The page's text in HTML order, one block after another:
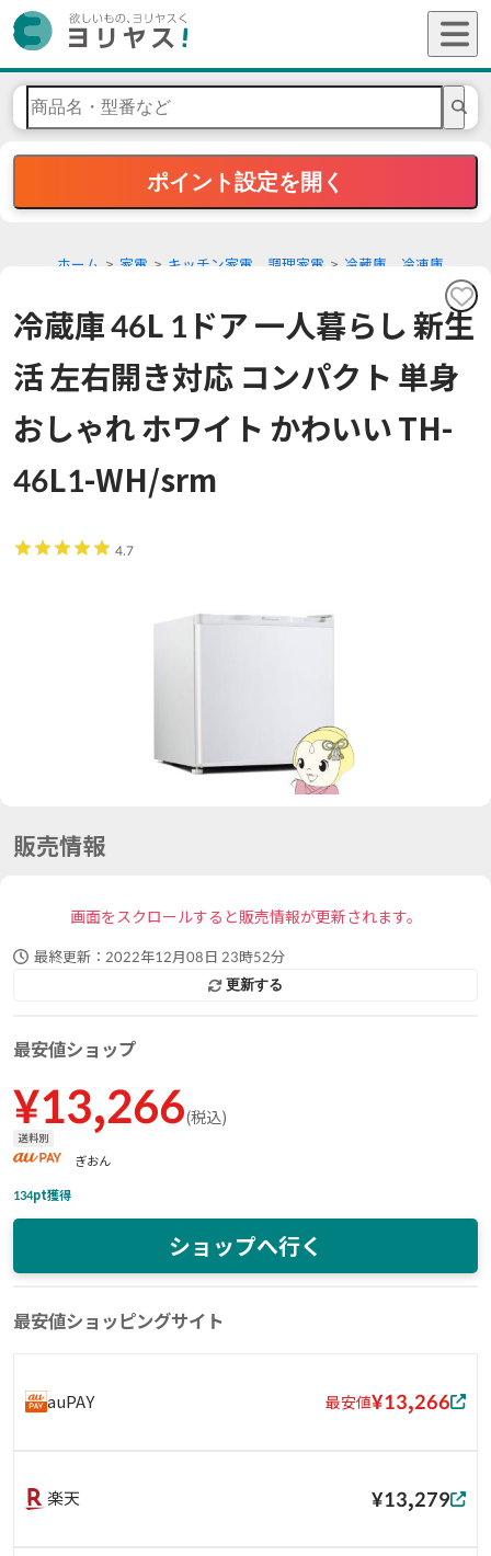
ポイント設定を開く
ホーム 家電 キッチン家電、調理家電 冷蔵庫、冷凍庫
冷蔵庫 46L 1ドア 一人暮らし 新生
活 左右開き対応 コンパクト 単身
おしゃれ ホワイト かわいい TH-
46L1-WH/srm
4.7
販売情報
画面をスクロールすると販売情報が更新されます。
最終更新： 2022年12月08日 23時52分
更新する
最安値ショップ
¥13,266(税込)
送料別
ぎおん
134pt獲得
ショップへ行く
最安値ショッピングサイト
auPAY 最安値¥13,266
楽天 ¥13,279